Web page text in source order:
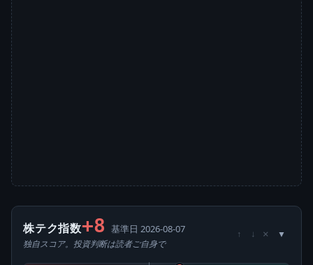
株テク指数+8 基準日 2026-08-07
独自スコア。投資判断は読者ご自身で
↑ ↓ ×